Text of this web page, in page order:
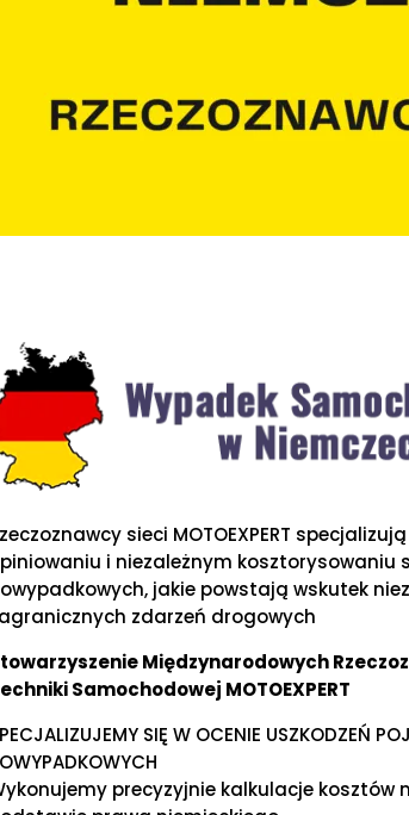
sieci MOTOEXPERT
i niezależnym kosztorysowaniu
jakie powstają wskutek
zdarzeń drogowych
Międzynarodowych
Samochodowej MOTOEXPERT
SIĘ W OCENIE USZKODZEŃ
precyzyjnie kalkulacje kosztów